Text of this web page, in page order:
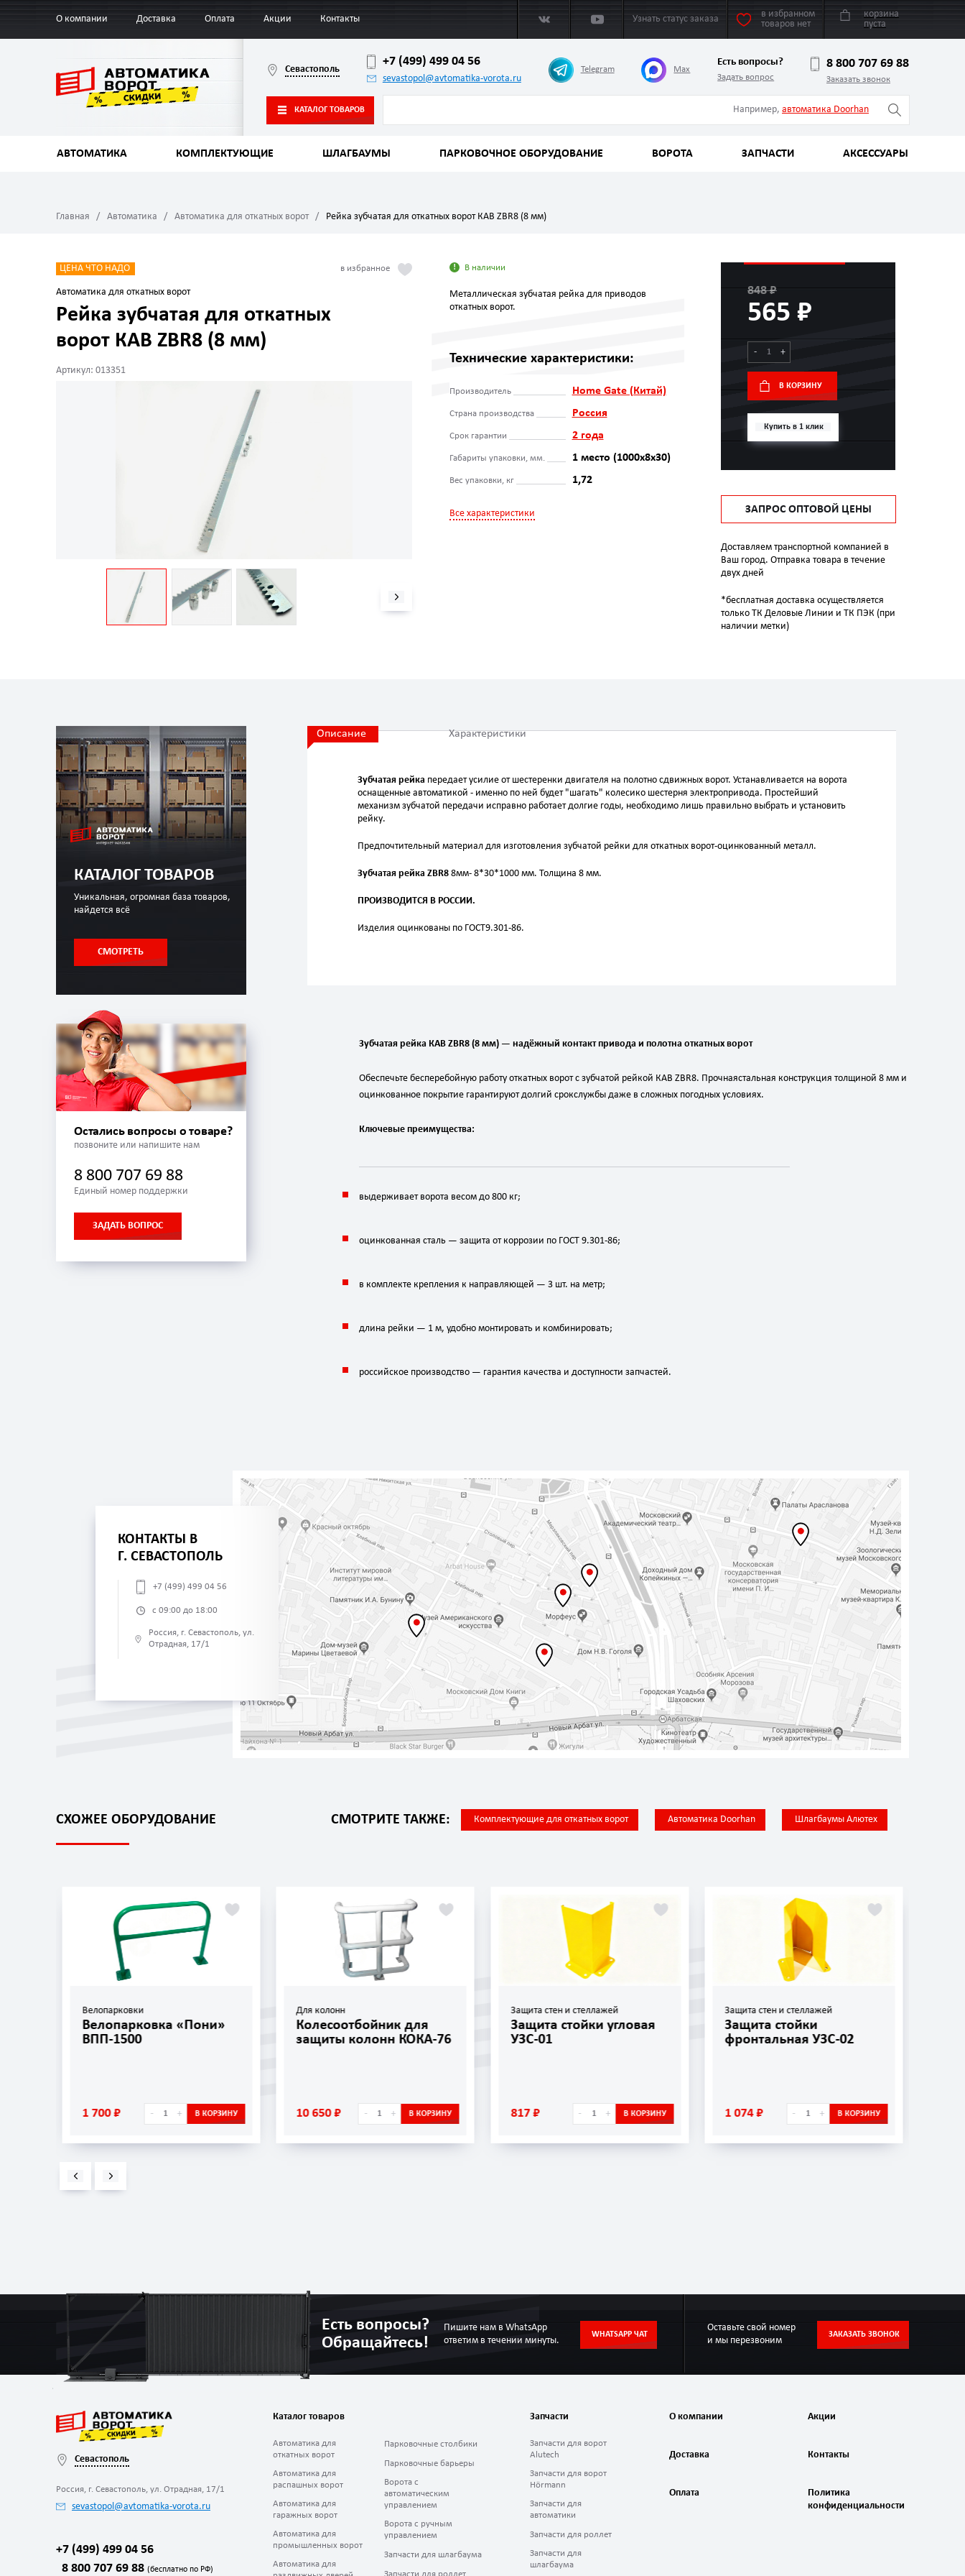
О компании Доставка Оплата Акции Контакты Узнать статус заказа
в избранном
товаров нет
корзина
пуста
Севастополь
+7 (499) 499 04 56
sevastopol@avtomatika-vorota.ru
Telegram Max
Есть вопросы?
Задать вопрос
8 800 707 69 88
Заказать звонок
КАТАЛОГ ТОВАРОВ Например, автоматика Doorhan
АВТОМАТИКА КОМПЛЕКТУЮЩИЕ ШЛАГБАУМЫ ПАРКОВОЧНОЕ ОБОРУДОВАНИЕ ВОРОТА ЗАПЧАСТИ АКСЕССУАРЫ
Главная Автоматика Автоматика для откатных ворот Рейка зубчатая для откатных ворот КАВ ZBR8 (8 мм)
ЦЕНА ЧТО НАДО
Автоматика для откатных ворот
Рейка зубчатая для откатных
ворот КАВ ZBR8 (8 мм)
Артикул: 013351
В наличии
Металлическая зубчатая рейка для приводов
откатных ворот.
Технические характеристики:
Производитель Home Gate (Китай)
Страна производства Россия
Срок гарантии 2 года
Габариты упаковки, мм. 1 место (1000x8x30)
Вес упаковки, кг 1,72
Все характеристики
848 ₽
565 ₽
- +
В КОРЗИНУ
Купить в 1 клик
ЗАПРОС ОПТОВОЙ ЦЕНЫ
Доставляем транспортной компанией в
Ваш город. Отправка товара в течение
двух дней
*бесплатная доставка осуществляется
только ТК Деловые Линии и ТК ПЭК (при
наличии метки)
КАТАЛОГ ТОВАРОВ
Уникальная, огромная база товаров,
найдется всё
СМОТРЕТЬ
Остались вопросы о товаре?
позвоните или напишите нам
8 800 707 69 88
Единый номер поддержки
ЗАДАТЬ ВОПРОС
Описание Характеристики
Зубчатая рейка передает усилие от шестеренки двигателя на полотно сдвижных ворот. Устанавливается на ворота
оснащенные автоматикой - именно по ней будет "шагать" колесико шестерня электропривода. Простейший
механизм зубчатой передачи исправно работает долгие годы, необходимо лишь правильно выбрать и установить
рейку.
Предпочтительный материал для изготовления зубчатой рейки для откатных ворот-оцинкованный металл.
Зубчатая рейка ZBR8 8мм- 8*30*1000 мм. Толщина 8 мм.
ПРОИЗВОДИТСЯ В РОССИИ.
Изделия оцинкованы по ГОСТ9.301-86.
Зубчатая рейка КАВ ZBR8 (8 мм) — надёжный контактпривода и полотна откатных ворот
Обеспечьте бесперебойную работу откатных воротс зубчатой рейкой КАВ ZBR8. Прочнаястальная конструкция толщиной 8 мм и
оцинкованное покрытие гарантируютдолгий срокслужбы даже в сложных погодных условиях.
Ключевые преимущества:
выдерживаетворота весом до 800 кг;
оцинкованная сталь — защита откоррозии по ГОСТ 9.301‑86;
в комплекте крепления к направляющей — 3 шт. на метр;
длина рейки — 1 м, удобно монтировать и комбинировать;
российское производство — гарантия качества и доступности запчастей.
КОНТАКТЫ В
Г. СЕВАСТОПОЛЬ
+7 (499) 499 04 56
с 09:00 до 18:00
Россия, г. Севастополь, ул.
Отрадная, 17/1
СХОЖЕЕ ОБОРУДОВАНИЕ СМОТРИТЕ ТАКЖЕ: Комплектующие для откатных ворот Автоматика Doorhan Шлагбаумы Алютех
Велопарковки
Велопарковка «Пони»
ВПП-1500
1 700 ₽ - + В КОРЗИНУ
Для колонн
Колесоотбойник для
защиты колонн КОКА-76
10 650 ₽ - + В КОРЗИНУ
Защита стен и стеллажей
Защита стойки угловая
УЗС-01
817 ₽ - + В КОРЗИНУ
Защита стен и стеллажей
Защита стойки
фронтальная УЗС-02
1 074 ₽ - + В КОРЗИНУ
Есть вопросы?
Обращайтесь!
Пишите нам в WhatsApp
ответим в течении минуты.
WHATSAPP ЧАТ
Оставьте свой номер
и мы перезвоним
ЗАКАЗАТЬ ЗВОНОК
Севастополь
Россия, г. Севастополь, ул. Отрадная, 17/1
sevastopol@avtomatika-vorota.ru
+7 (499) 499 04 56
8 800 707 69 88 (бесплатно по РФ)
Каталог товаров
Автоматика для
откатных ворот
Автоматика для
распашных ворот
Автоматика для
гаражных ворот
Автоматика для
промышленных ворот
Автоматика для
Парковочные столбики
Парковочные барьеры
Ворота с
автоматическим
управлением
Ворота с ручным
управлением
Запчасти для шлагбаума
Запчасти
Запчасти для ворот
Alutech
Запчасти для ворот
Hörmann
Запчасти для
автоматики
Запчасти для роллет
Запчасти для
шлагбаума
О компании
Доставка
Оплата
Акции
Контакты
Политика
конфиденциальности